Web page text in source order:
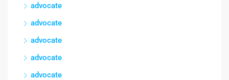
advocate
advocate
advocate
advocate
advocate